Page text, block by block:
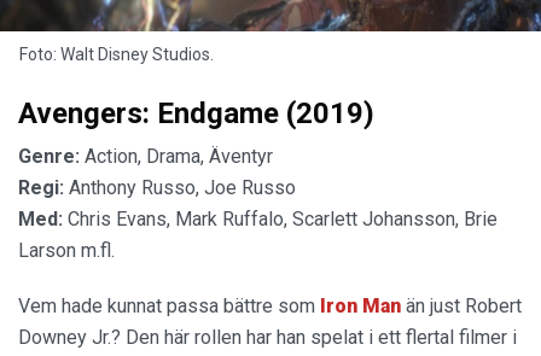
Foto: Walt Disney Studios.
Avengers: Endgame (2019)
Genre: Action, Drama, Äventyr
Regi: Anthony Russo, Joe Russo
Med: Chris Evans, Mark Ruffalo, Scarlett Johansson, Brie
Larson m.fl.
Vem hade kunnat passa bättre som Iron Man än just Robert
Downey Jr.? Den här rollen har han spelat i ett flertal filmer i